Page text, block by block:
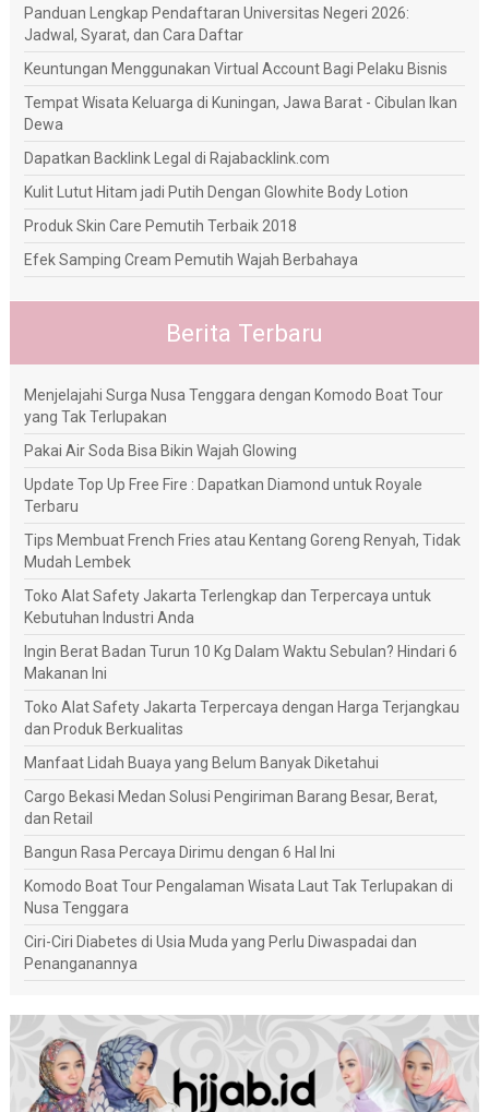
Panduan Lengkap Pendaftaran Universitas Negeri 2026:
Jadwal, Syarat, dan Cara Daftar
Keuntungan Menggunakan Virtual Account Bagi Pelaku Bisnis
Tempat Wisata Keluarga di Kuningan, Jawa Barat - Cibulan Ikan
Dewa
Dapatkan Backlink Legal di Rajabacklink.com
Kulit Lutut Hitam jadi Putih Dengan Glowhite Body Lotion
Produk Skin Care Pemutih Terbaik 2018
Efek Samping Cream Pemutih Wajah Berbahaya
Berita Terbaru
Menjelajahi Surga Nusa Tenggara dengan Komodo Boat Tour
yang Tak Terlupakan
Pakai Air Soda Bisa Bikin Wajah Glowing
Update Top Up Free Fire : Dapatkan Diamond untuk Royale
Terbaru
Tips Membuat French Fries atau Kentang Goreng Renyah, Tidak
Mudah Lembek
Toko Alat Safety Jakarta Terlengkap dan Terpercaya untuk
Kebutuhan Industri Anda
Ingin Berat Badan Turun 10 Kg Dalam Waktu Sebulan? Hindari 6
Makanan Ini
Toko Alat Safety Jakarta Terpercaya dengan Harga Terjangkau
dan Produk Berkualitas
Manfaat Lidah Buaya yang Belum Banyak Diketahui
Cargo Bekasi Medan Solusi Pengiriman Barang Besar, Berat,
dan Retail
Bangun Rasa Percaya Dirimu dengan 6 Hal Ini
Komodo Boat Tour Pengalaman Wisata Laut Tak Terlupakan di
Nusa Tenggara
Ciri-Ciri Diabetes di Usia Muda yang Perlu Diwaspadai dan
Penanganannya